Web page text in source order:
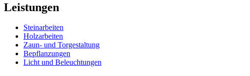
Leistungen
Steinarbeiten
Holzarbeiten
Zaun- und Torgestaltung
Bepflanzungen
Licht und Beleuchtungen